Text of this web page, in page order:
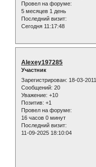
Провел на форуме:
5 месяцев 1 день
Последний визит:
Сегодня 11:17:48
Alexey197285
Участник
Зарегистрирован: 18-03-2011
Сообщений: 20
Уважение: +10
Позитив: +1
Провел на форуме:
16 часов 0 минут
Последний визит:
11-09-2025 18:10:04